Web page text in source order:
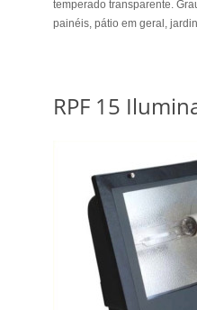
temperado transparente.
painéis, pátio em geral,
RPF 15